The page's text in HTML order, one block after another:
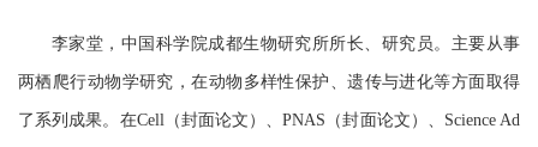
李家堂，中国科学院成都生物研究所所长、研究员。主要从事
两栖爬行动物学研究，在动物多样性保护、遗传与进化等方面取得
了系列成果。在Cell （封面论文）、PNAS （封面论文）、 Science Ad